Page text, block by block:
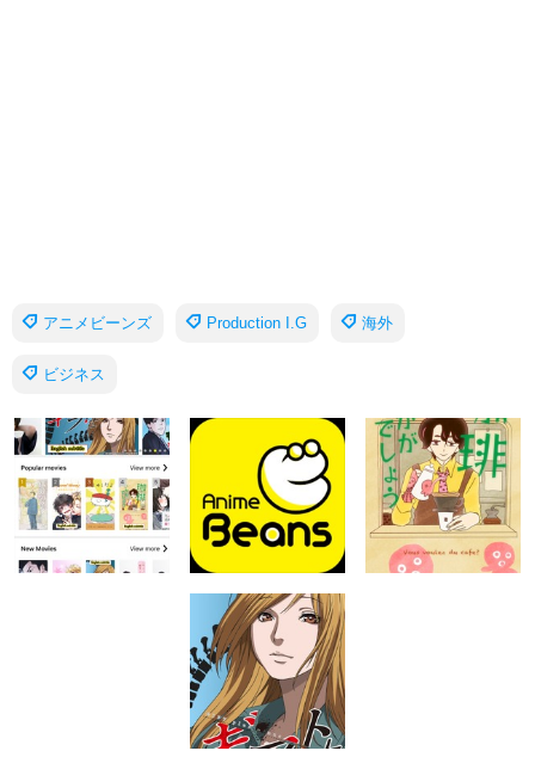
アニメビーンズ Production I.G 海外
ビジネス